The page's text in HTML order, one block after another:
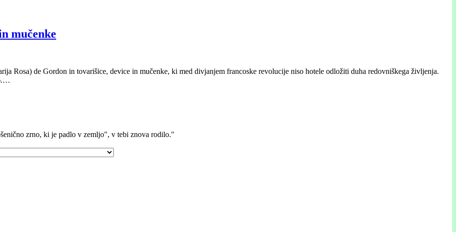
mučenke
Rosa) de Gordon in tovarišice, device in mučenke, ki med divjanjem francoske revolucije niso hotele odložiti duha redovniškega življenja.
zrno, ki je padlo v zemljo", v tebi znova rodilo."